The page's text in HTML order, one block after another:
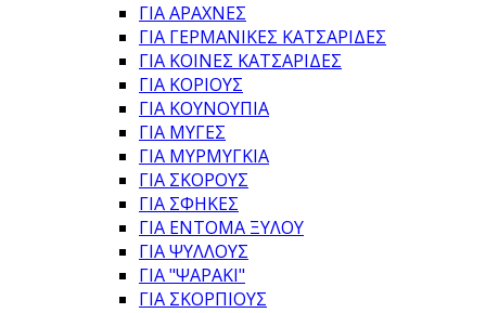
ΓΙΑ ΑΡΑΧΝΕΣ
ΓΙΑ ΓΕΡΜΑΝΙΚΕΣ ΚΑΤΣΑΡΙΔΕΣ
ΓΙΑ ΚΟΙΝΕΣ ΚΑΤΣΑΡΙΔΕΣ
ΓΙΑ ΚΟΡΙΟΥΣ
ΓΙΑ ΚΟΥΝΟΥΠΙΑ
ΓΙΑ ΜΥΓΕΣ
ΓΙΑ ΜΥΡΜΥΓΚΙΑ
ΓΙΑ ΣΚΟΡΟΥΣ
ΓΙΑ ΣΦΗΚΕΣ
ΓΙΑ ΕΝΤΟΜΑ ΞΥΛΟΥ
ΓΙΑ ΨΥΛΛΟΥΣ
ΓΙΑ "ΨΑΡΑΚΙ"
ΓΙΑ ΣΚΟΡΠΙΟΥΣ